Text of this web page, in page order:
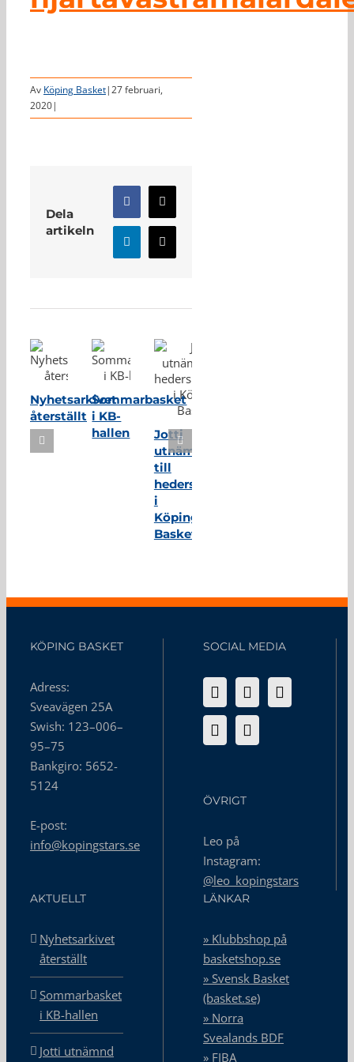
Av Köping Basket|27 februari,
2020|
Dela
artikeln
Facebook
X
LinkedInE-
post
Nyhetsarkivet
återställt
Sommarbasket
i KB-
hallen
Jotti
utnämnd
till
hedersmedlem
i
Köping
Basket
KÖPING BASKET
Adress:
Sveavägen 25A
Swish: 123–006–
95–75
Bankgiro: 5652-
5124
E-post:
info@kopingstars.se
SOCIAL MEDIA
ÖVRIGT
Leo på
Instagram:
@leo_kopingstars
AKTUELLT
Nyhetsarkivet
återställt
Sommarbasket
i KB-hallen
Jotti utnämnd
LÄNKAR
» Klubbshop på
basketshop.se
» Svensk Basket
(basket.se)
» Norra
Svealands BDF
» FIBA